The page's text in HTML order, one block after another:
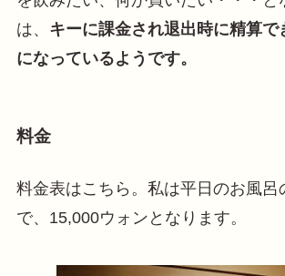
は、 キーに課金され退出時に精算で
になっているようです。
料金
料金表はこちら。私は平日のお風呂
で、15,000ウォンとなります。